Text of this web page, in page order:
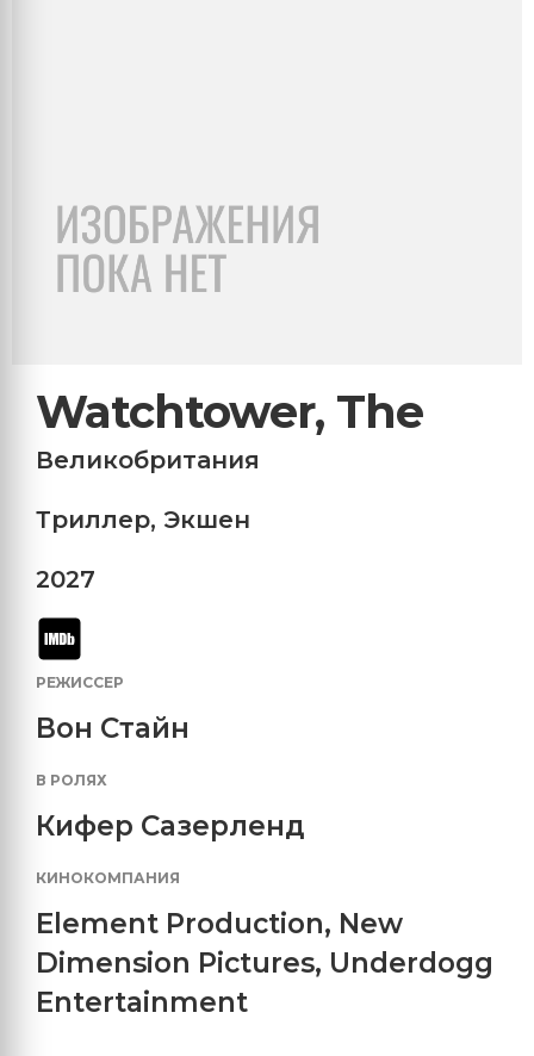
Watchtower, The
Великобритания
Триллер, Экшен
2027
РЕЖИССЕР
Вон Стайн
В РОЛЯХ
Кифер Сазерленд
КИНОКОМПАНИЯ
Element Production, New
Dimension Pictures, Underdogg
Entertainment